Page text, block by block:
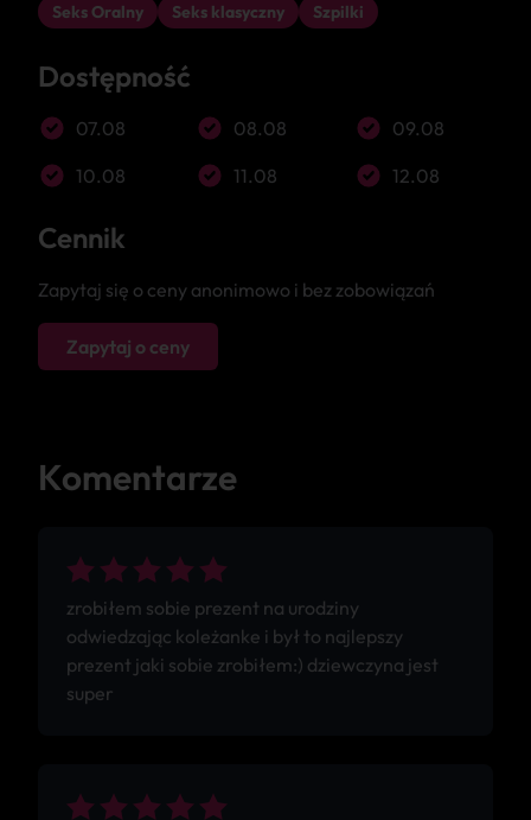
Seks Oralny
Seks klasyczny Szpilki
Dostępność
07.08 08.08
09.08
10.08
11.08 12.08
Cennik
Zapytaj się o ceny anonimowo i bez zobowiązań
Zapytaj o ceny
Komentarze
zrobiłem sobie prezent na urodziny
odwiedzając koleżanke i był to najlepszy
prezent jaki sobie zrobiłem:) dziewczyna jest
super